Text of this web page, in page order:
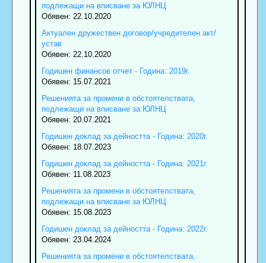
подлежащи на вписване за ЮЛНЦ
Обявен: 22.10.2020
Актуален дружествен договор/учредителен акт/
устав
Обявен: 22.10.2020
Годишен финансов отчет - Година: 2019г.
Обявен: 15.07.2021
Решенията за промени в обстоятелствата,
подлежащи на вписване за ЮЛНЦ
Обявен: 20.07.2021
Годишен доклад за дейността - Година: 2020г.
Обявен: 18.07.2023
Годишен доклад за дейността - Година: 2021г.
Обявен: 11.08.2023
Решенията за промени в обстоятелствата,
подлежащи на вписване за ЮЛНЦ
Обявен: 15.08.2023
Годишен доклад за дейността - Година: 2022г.
Обявен: 23.04.2024
Решенията за промени в обстоятелствата,